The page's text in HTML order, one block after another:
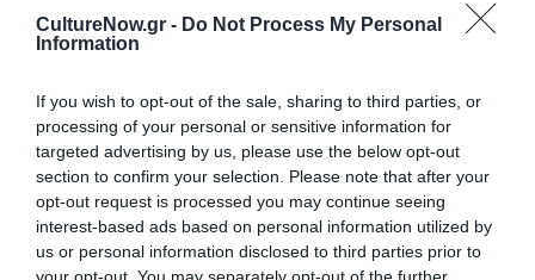
CultureNow.gr - Do Not Process My Personal
Information
If you wish to opt-out of the sale, sharing to third parties, or
processing of your personal or sensitive information for
targeted advertising by us, please use the below opt-out
section to confirm your selection. Please note that after your
opt-out request is processed you may continue seeing
interest-based ads based on personal information utilized by
us or personal information disclosed to third parties prior to
Το να αποκτήσεις το φυσικό αντικείμενο που περιέχει
δημιουργεί έναείδος δεσμού.Γιατί για να το
αποκτήσεις θα χρειαστεί να μπεις σε μια διαδικασία.
Διαδικασία σωματικά πιο σύνθετη από το να κάνεις
μερικά κλικ. Και αφού το αποκτήσεις να κάτσεις να το
ακούσεις. Και να το φυλάξεις κάπου, με κάποιο τρόπο
που θα αποφασίσεις.